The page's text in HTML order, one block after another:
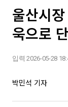
울산시
욱으로
입력 2026-05-28
박민석 기자